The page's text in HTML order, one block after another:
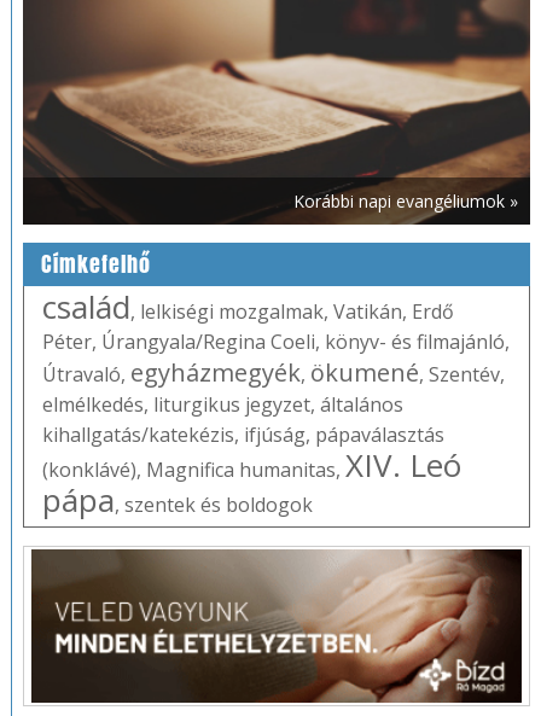
Korábbi napi evangéliumok »
Címkefelhő
család, lelkiségi mozgalmak, Vatikán, Erdő
Péter, Úrangyala/Regina Coeli, könyv- és filmajánló,
Útravaló, egyházmegyék, ökumené, Szentév,
elmélkedés, liturgikus jegyzet, általános
kihallgatás/katekézis, ifjúság, pápaválasztás
(konklávé), Magnifica humanitas, XIV. Leó
pápa, szentek és boldogok